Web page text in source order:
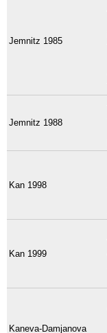
Jemnitz 1985
Jemnitz 1988
Kan 1998
Kan 1999
Kaneva-Damjanova